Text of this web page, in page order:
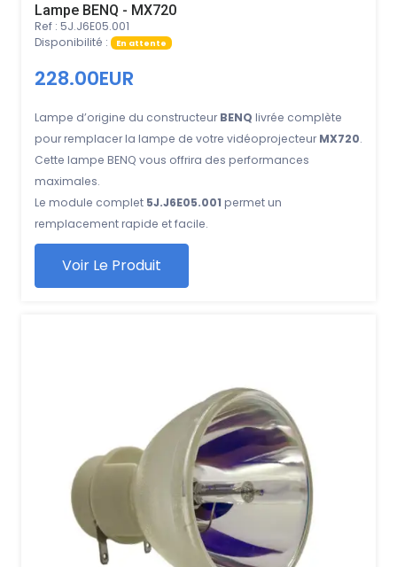
Lampe BENQ - MX720
Ref : 5J.J6E05.001
Disponibilité :
En attente
228.00EUR
Lampe d’origine du constructeur BENQ livrée complète
pour remplacer la lampe de votre vidéoprojecteur MX720.
Cette lampe BENQ vous offrira des performances
maximales.
Le module complet 5J.J6E05.001 permet un
remplacement rapide et facile.
Voir Le Produit